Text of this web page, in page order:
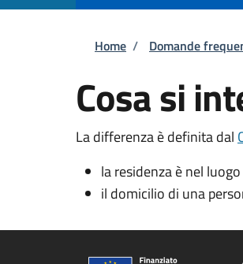
Briciole di
Home / Domande
Cosa si
La differenza è definita dal
la residenza è nel
il domicilio di una